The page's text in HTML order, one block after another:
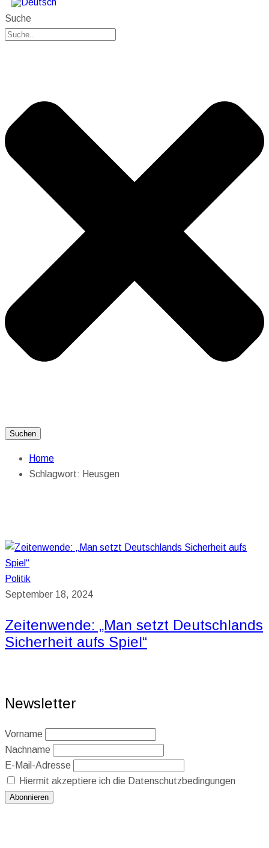
Suche
Suchen
Home
Schlagwort: Heusgen
Politik
September 18, 2024
Zeitenwende: „Man setzt Deutschlands
Sicherheit aufs Spiel“
Newsletter
Vorname
Nachname
E-Mail-Adresse
Hiermit akzeptiere ich die Datenschutzbedingungen